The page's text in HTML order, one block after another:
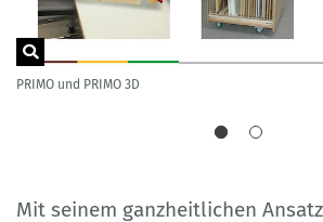
© Gem. Berufsförderungswerk GmbH,
PRIMO und PRIMO 3D
Mit seinem ganzheitlichen